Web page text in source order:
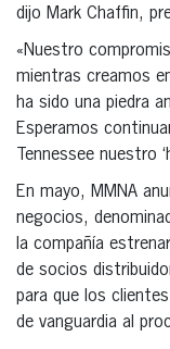
dijo Mark Chaffin,
«Nuestro
mientras creamos
ha sido una piedra
Esperamos
Tennessee nuestro
En mayo, MMNA
negocios,
la compañía
de socios
para que los
de vanguardia al